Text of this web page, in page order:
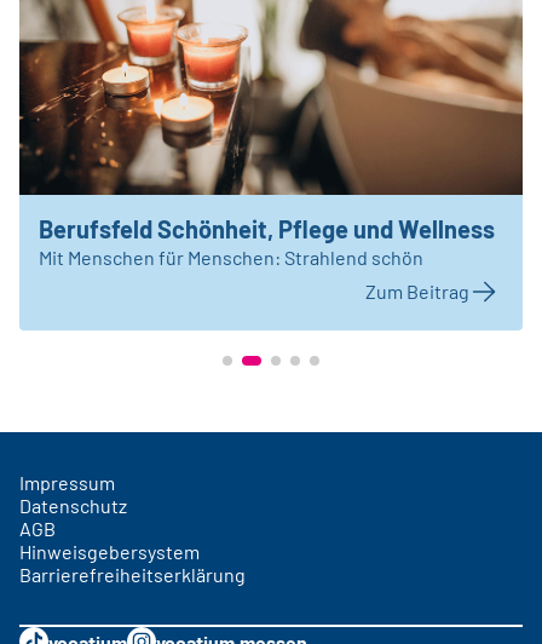
Berufsfeld Schönheit, Pflege und Wellness
Mit Menschen für Menschen: Strahlend schön
Zum Beitrag
Impressum
Datenschutz
AGB
Hinweisgebersystem
Barrierefreiheitserklärung